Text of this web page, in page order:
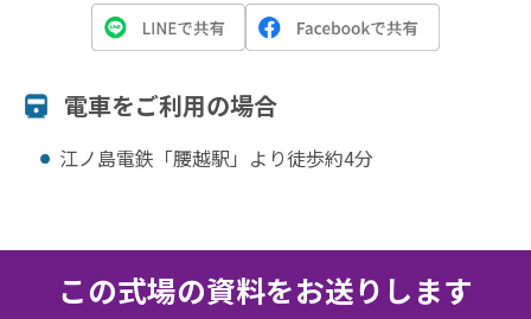
電⾞をご利⽤の場合
江ノ島電鉄「腰越駅」より徒歩約4分
この式場の資料をお送りします